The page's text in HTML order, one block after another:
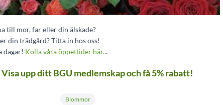
till mor, far eller din älskade?
din trädgård? Titta in hos oss!
dagar! Kolla våra öppettider här...
upp ditt BGU medlemskap och få 5% rabatt!
Blommor